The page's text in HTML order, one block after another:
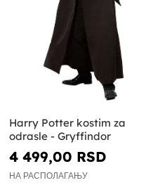
Harry Potter kostim za
odrasle - Gryffindor
4 499,00 RSD
НА РАСПОЛАГАЊУ